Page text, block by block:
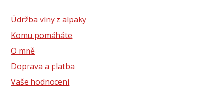
Údržba vlny z alpaky
Komu pomáháte
O mně
Doprava a platba
Vaše hodnocení